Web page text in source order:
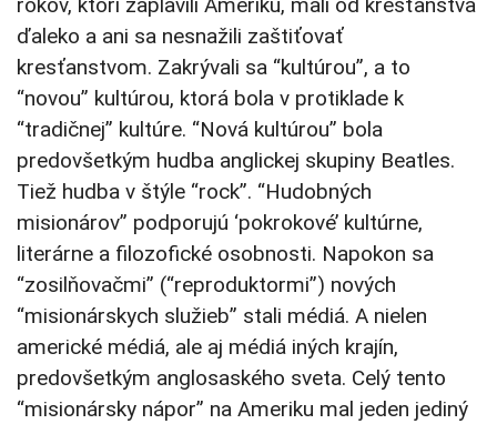
ďaleko a ani sa nesnažili zaštiťovať
kresťanstvom. Zakrývali sa “kultúrou”, a to
“novou” kultúrou, ktorá bola v protiklade k
“tradičnej” kultúre. “Nová kultúrou” bola
predovšetkým hudba anglickej skupiny Beatles.
Tiež hudba v štýle “rock”. “Hudobných
misionárov” podporujú ‘pokrokové’ kultúrne,
literárne a filozofické osobnosti. Napokon sa
“zosilňovačmi” (“reproduktormi”) nových
“misionárskych služieb” stali médiá. A nielen
americké médiá, ale aj médiá iných krajín,
predovšetkým anglosaského sveta. Celý tento
“misionársky nápor” na Ameriku mal jeden jediný